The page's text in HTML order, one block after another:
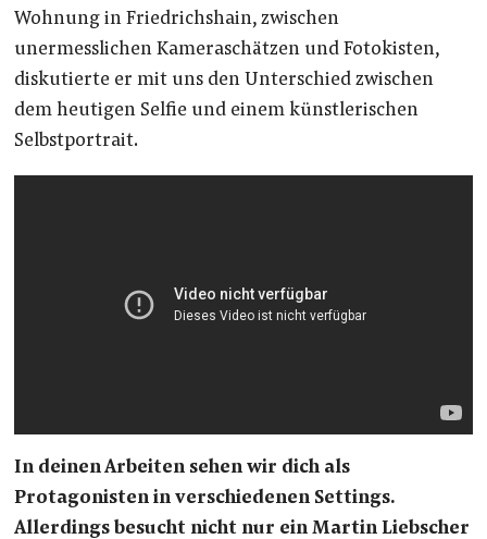
Wohnung in Friedrichshain, zwischen
unermesslichen Kameraschätzen und Fotokisten,
diskutierte er mit uns den Unterschied zwischen
dem heutigen Selfie und einem künstlerischen
Selbstportrait.
In deinen Arbeiten sehen wir dich als
Protagonisten in verschiedenen Settings.
Allerdings besucht nicht nur ein Martin Liebscher